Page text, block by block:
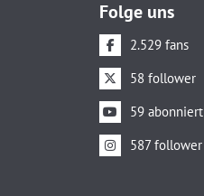
Folge uns
2.529 fans
58 follower
59 abonniert
587 follower